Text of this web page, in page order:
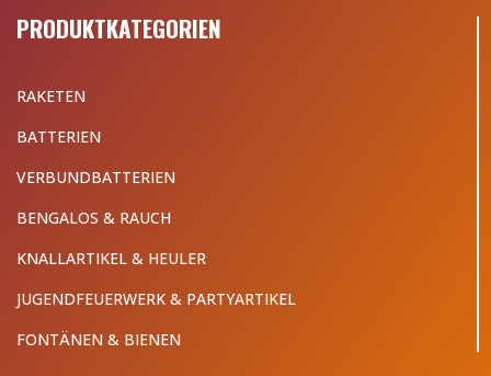
PRODUKTKATEGORIEN
RAKETEN
BATTERIEN
VERBUNDBATTERIEN
BENGALOS & RAUCH
KNALLARTIKEL & HEULER
JUGENDFEUERWERK & PARTYARTIKEL
FONTÄNEN & BIENEN